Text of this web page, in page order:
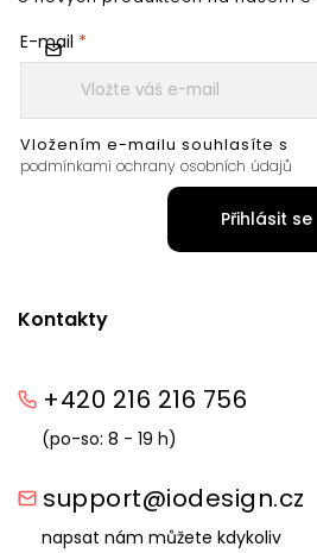
Kontakty
+420 216 216 756
(po-so: 8 - 19 h)
support@iodesign.cz
napsat nám můžete kdykoliv
E-mail
Vložením e-mailu souhlasíte s
podmínkami ochrany osobních údajů
Přihlásit se